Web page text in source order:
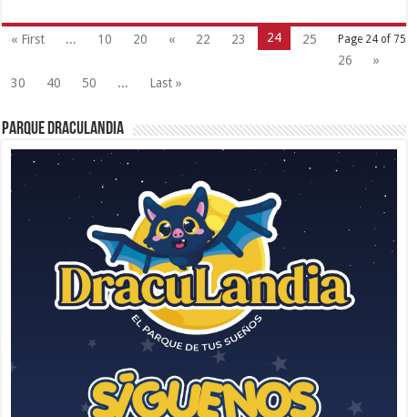
Page 24 of 75
« First ... 10 20 « 22 23 24
25
26
»
30
40 50 ... Last »
Parque Draculandia